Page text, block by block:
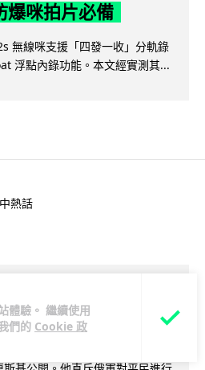
體驗。 繼續使用
們的 Cookie 政
咪拍片必備
無線咪支援「四發一收」分軌錄
浮點內錄功能。本文經實測其...
熱話
「人肉狩獵」 無人機
40 秒仍被炸傷
被俄軍無人機追擊近 40 秒後被炸